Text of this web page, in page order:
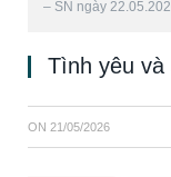
– SN ngày
Tình yêu và
ON 21/05/2026